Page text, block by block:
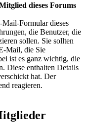
dieses Forums
Mail-Formular dieses
die Benutzer, die
sollen. Sie sollten
Mail, die Sie
ist es ganz wichtig, die
Diese enthalten Details
hat. Der
reagieren.